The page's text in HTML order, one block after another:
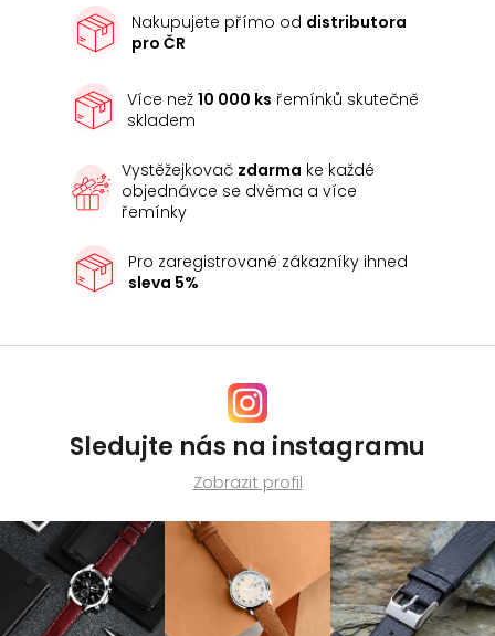
Nakupujete přímo od distributora
pro ČR
Více než10 000 ks řemínků skutečně
skladem
Vystěžejkovač zdarma ke každé
objednávce se dvěma a více
řemínky
Pro zaregistrované zákazníky ihned
sleva 5%
Sledujte nás na instagramu
Zobrazit profil